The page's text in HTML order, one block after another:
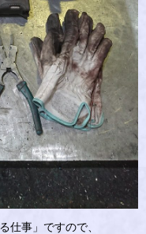
仕事」ですので、